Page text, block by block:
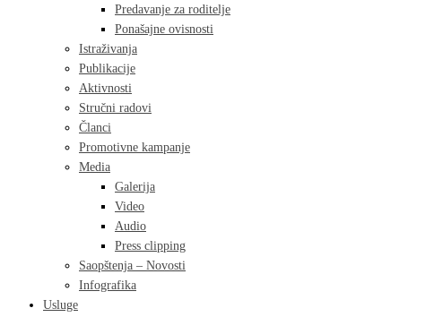
Predavanje za roditelje
Ponašajne ovisnosti
Istraživanja
Publikacije
Aktivnosti
Stručni radovi
Članci
Promotivne kampanje
Media
Galerija
Video
Audio
Press clipping
Saopštenja – Novosti
Infografika
Usluge